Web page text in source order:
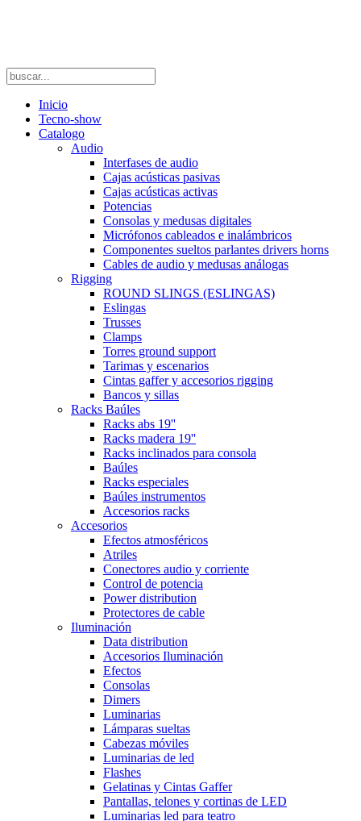
Inicio
Tecno-show
Catalogo
Audio
Interfases de audio
Cajas acústicas pasivas
Cajas acústicas activas
Potencias
Consolas y medusas digitales
Micrófonos cableados e inalámbricos
Componentes sueltos parlantes drivers horns
Cables de audio y medusas análogas
Rigging
ROUND SLINGS (ESLINGAS)
Eslingas
Trusses
Clamps
Torres ground support
Tarimas y escenarios
Cintas gaffer y accesorios rigging
Bancos y sillas
Racks Baúles
Racks abs 19''
Racks madera 19''
Racks inclinados para consola
Baúles
Racks especiales
Baúles instrumentos
Accesorios racks
Accesorios
Efectos atmosféricos
Atriles
Conectores audio y corriente
Control de potencia
Power distribution
Protectores de cable
Iluminación
Data distribution
Accesorios Iluminación
Efectos
Consolas
Dimers
Luminarias
Lámparas sueltas
Cabezas móviles
Luminarias de led
Flashes
Gelatinas y Cintas Gaffer
Pantallas, telones y cortinas de LED
Luminarias led para teatro